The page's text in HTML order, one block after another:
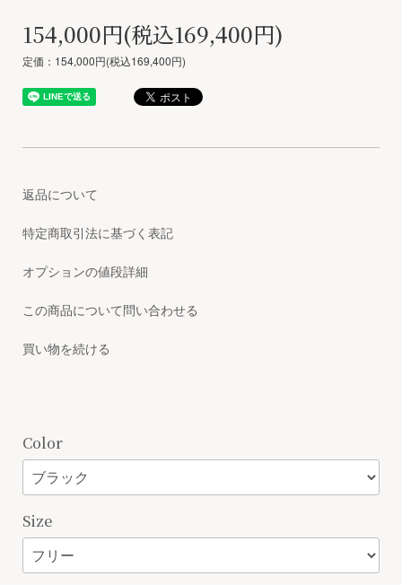
154,000円(税込169,400円)
定価：154,000円(税込169,400円)
返品について
特定商取引法に基づく表記
オプションの値段詳細
この商品について問い合わせる
買い物を続ける
Color
Size